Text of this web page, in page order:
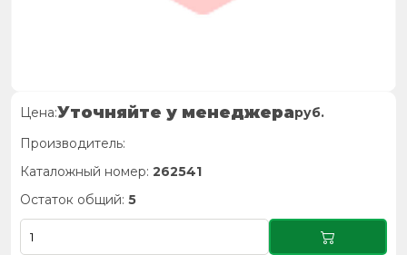
Цена:Уточняйте у менеджераруб.
Производитель:
Каталожный номер: 262541
Остаток общий: 5